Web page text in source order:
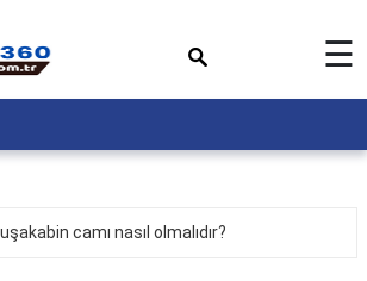
☰
camı nasıl olmalıdır?